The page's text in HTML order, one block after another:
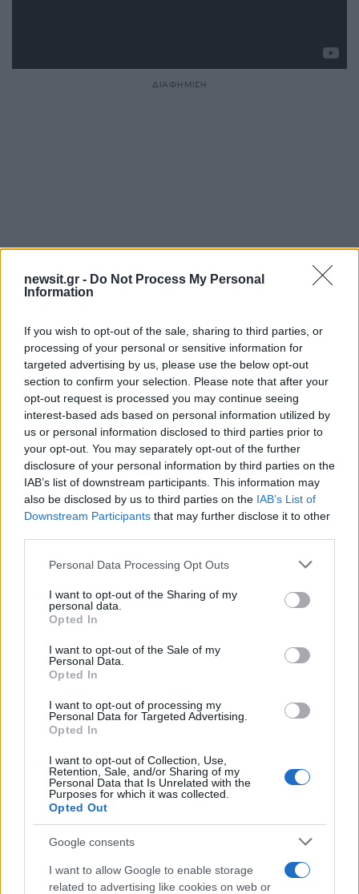
newsit.gr - Do Not Process My Personal
Information
If you wish to opt-out of the sale, sharing to third parties, or
processing of your personal or sensitive information for
targeted advertising by us, please use the below opt-out
section to confirm your selection. Please note that after your
opt-out request is processed you may continue seeing
interest-based ads based on personal information utilized by
us or personal information disclosed to third parties prior to
your opt-out. You may separately opt-out of the further
disclosure of your personal information by third parties on the
IAB’s list of downstream participants. This information may
also be disclosed by us to third parties on the IAB’s List of
Downstream Participants that may further disclose it to other
Please note that this website/app uses one or more Google
not limited to your visit or usage behaviour. You may click to
grant or deny consent to Google and its third-party tags to
use your data for below specified purposes in below Google
consent section.
Personal Data Processing Opt Outs
I want to opt-out of the Sharing of my
personal data.
Opted In
I want to opt-out of the Sale of my
Personal Data.
Opted In
I want to opt-out of processing my
Personal Data for Targeted Advertising.
Opted In
I want to opt-out of Collection, Use,
Retention, Sale, and/or Sharing of my
Personal Data that Is Unrelated with the
Purposes for which it was collected.
Opted Out
Google consents
I want to allow Google to enable storage
related to advertising like cookies on web or
ΔΙΑΦΗΜΙΣΗ
Σχόλια
Σχολίασε εδώ
Υποβολή σχολίου
Αν τα χάσατε
Πινακίδες κυκλοφορίας με
λίγα κλικ: Τα 3 βήματα για
κυρώσεις για παραβάσεις
Εκρηκτικό κοκτέιλ
με 40άρια και 8
άνεμοι τις επόμενες